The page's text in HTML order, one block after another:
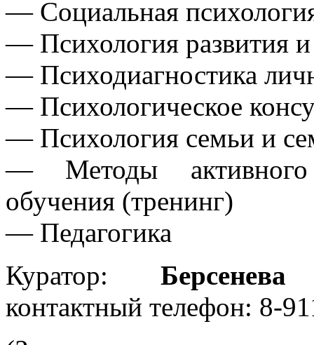
— Социальная
— Психология развития и
— Психодиагностика
— Психологическое
— Психология семьи и
— Методы активного
обучения (тренинг)
— Педагогика
Куратор:
контактный телефон: 8-